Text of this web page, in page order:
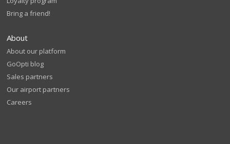
Bring a friend!
About
About our platform
GoOpti blog
Sales partners
Our airport partners
Careers